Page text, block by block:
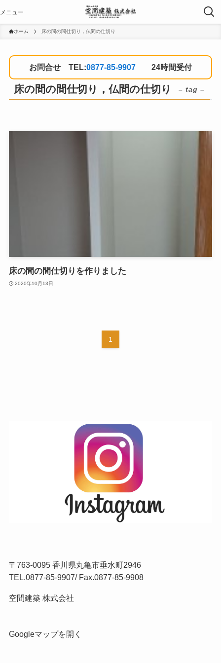
ホーム 床の間の間仕切り，仏間の仕切り
お問合せ TEL:0877-85-9907 24時間受付
床の間の間仕切り，仏間の仕切り – tag –
床の間の間仕切りを作りました
2020年10月13日
1
〒763-0095 香川県丸亀市垂水町2946
TEL.0877-85-9907/ Fax.0877-85-9908
空間建築 株式会社
Googleマップを開く